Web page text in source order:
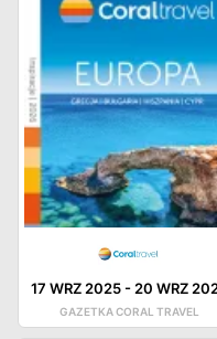
17 WRZ 2025- 20 WRZ
GAZETKA CORAL TRAVEL